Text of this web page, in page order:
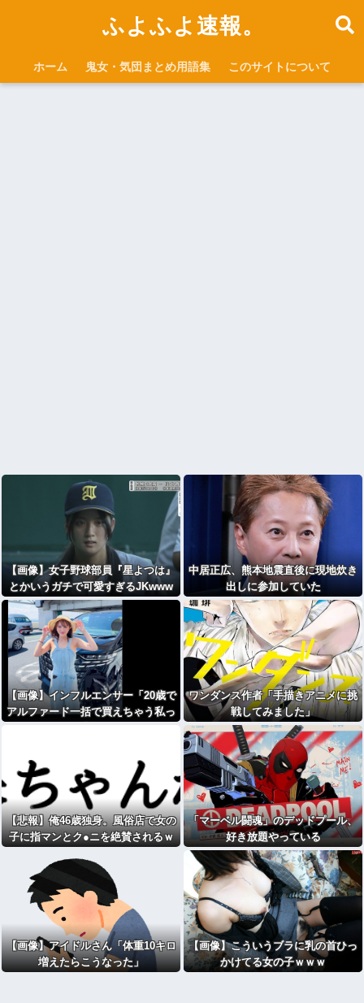
ふよふよ速報。
ホーム 鬼女・気団まとめ用語集 このサイトについて
【画像】女子野球部員『星よつは』
とかいうガチで可愛すぎるJKwww
中居正広、熊本地震直後に現地炊き
出しに参加していた
【画像】インフルエンサー「20歳で
アルファード一括で買えちゃう私っ
ワンダンス作者「手描きアニメに挑
戦してみました」
【悲報】俺46歳独身。風俗店で女の
子に指マンとク●ニを絶賛されるｗ
「マーベル闘魂」のデッドプール、
好き放題やっている
【画像】アイドルさん「体重10キロ
増えたらこうなった」
【画像】こういうブラに乳の首ひっ
かけてる女の子ｗｗｗ